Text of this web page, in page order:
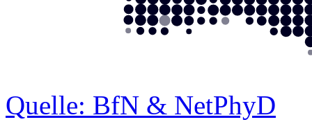
Quelle: BfN & NetPhyD